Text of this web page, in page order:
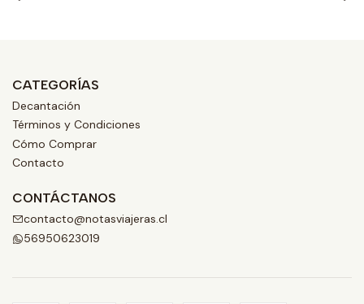
CATEGORÍAS
Decantación
Términos y Condiciones
Cómo Comprar
Contacto
CONTÁCTANOS
contacto@notasviajeras.cl
56950623019